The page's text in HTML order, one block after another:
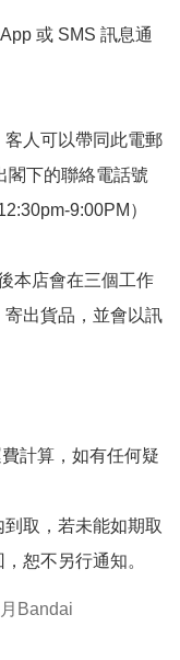
或 SMS 訊息通
人可以帶同此電郵
閣下的聯絡電話號
9:00PM）
本店會在三個工作
出貨品，並會以訊
計算，如有任何疑
取，若未能如期取
恕不另行通知。
Bandai